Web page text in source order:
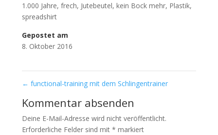
1.000 Jahre, frech, Jutebeutel, kein Bock mehr, Plastik,
spreadshirt
Gepostet am
8. Oktober 2016
← functional-training mit dem Schlingentrainer
Kommentar absenden
Deine E-Mail-Adresse wird nicht veröffentlicht.
Erforderliche Felder sind mit * markiert